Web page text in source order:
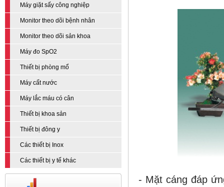
Máy giặt sấy công nghiệp
Monitor theo dõi bệnh nhân
Monitor theo dõi sản khoa
Máy đo SpO2
Thiết bị phòng mổ
Máy cất nước
Máy lắc máu có cân
Thiết bị khoa sản
Thiết bị đông y
Các thiết bị Inox
Các thiết bị y tế khác
- Mặt cáng đáp